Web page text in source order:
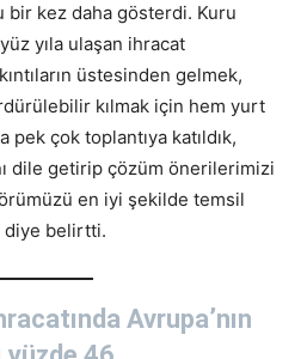
kez daha gösterdi. Kuru
yıla ulaşan ihracat
üstesinden gelmek,
kılmak için hem yurt
pek çok toplantıya katıldık,
dile getirip çözüm önerilerimizi
en iyi şekilde temsil
diye belirtti.
Avrupa’nın